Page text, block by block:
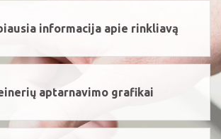
informacija apie rinkliavą
aptarnavimo grafikai